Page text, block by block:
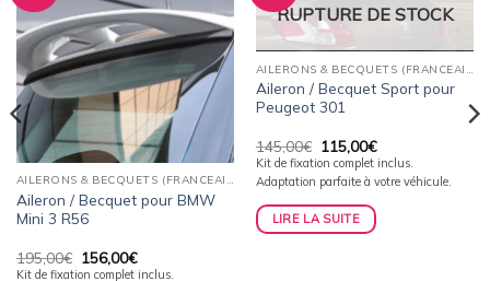
wishlist
AILERONS & BECQUETS (FRANCEAILERON)
Aileron / Becquet pour BMW
Mini 3 R56
195,00€ Le
prix
156,00€Le
prix
Kit de fixation complet inclus.
wishlist
RUPTURE DE STOCK
Aileron / Becquet Sport pour
Peugeot 301
145,00€ Le
prix
initial
était :
145,00€.
115,00€Le
prix
actuel
est :
Kit de fixation complet inclus.
Adaptation parfaite à votre véhicule.
LIRE LA SUITE